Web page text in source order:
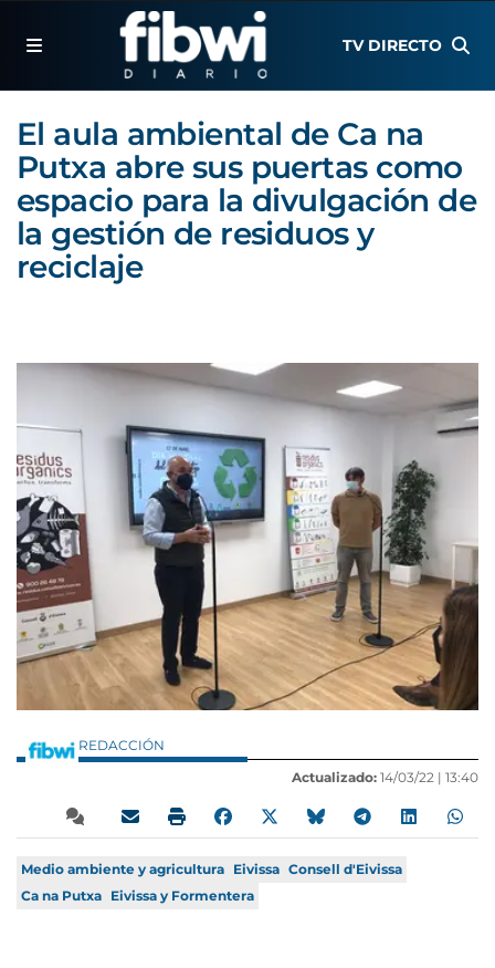
TV DIRECTO
El aula ambiental de Ca na
Putxa abre sus puertas como
espacio para la divulgación de
la gestión de residuos y
reciclaje
REDACCIÓN
Actualizado: 14/03/22 | 13:40
Medio ambiente y agricultura Eivissa Consell d'Eivissa
Ca na Putxa Eivissa y Formentera